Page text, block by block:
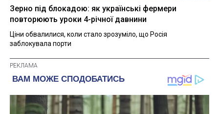
Зерно під блокадою: як українські фермери
повторюють уроки 4-річної давнини
Ціни обвалилися, коли стало зрозуміло, що Росія
заблокувала порти